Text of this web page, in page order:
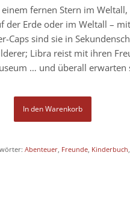
fernen Stern im
der Erde oder im Weltall –
Caps sind sie in
Libra reist mit ihren
… und überall
In den Warenkorb
Abenteuer, Freunde, Kinderbuch